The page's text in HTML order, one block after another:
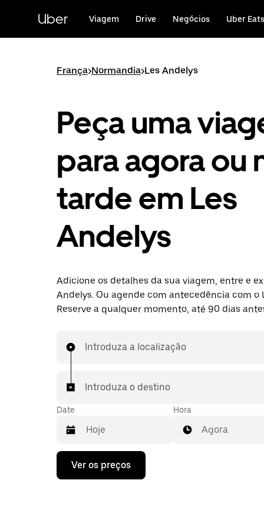
conteúdo
Uber Viagem Drive Negócios Uber Eats
França>Normandia>Les Andelys
Peça uma
para agora ou
tarde em Les
Andelys
Adicione os detalhes da sua viagem, entre e
Andelys. Ou agende com antecedência com o
Reserve a qualquer momento, até 90 dias
Introduza a localização
Introduza o destino
Date
Prima
tecla
Hora
Agora
Ver os preços